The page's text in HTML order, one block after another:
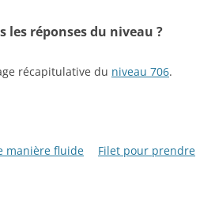
les réponses du niveau ?
récapitulative du niveau 706.
manière fluide
Filet pour prendre